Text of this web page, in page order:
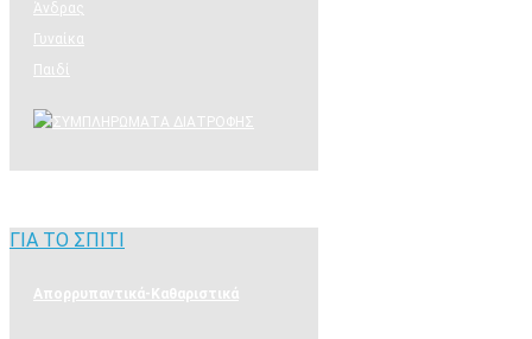
Άνδρας
Γυναίκα
Παιδί
ΓΙΑ ΤΟ ΣΠΙΤΙ
Απορρυπαντικά-Καθαριστικά